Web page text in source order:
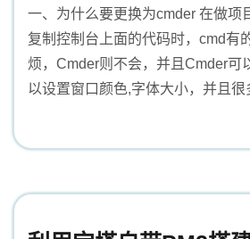
一、为什么要更换为cmder 在做项
复制控制台上面的代码时，cmd有
烦，Cmder则不会，并且Cmder可
以设置窗口颜色,字体大小，并且很